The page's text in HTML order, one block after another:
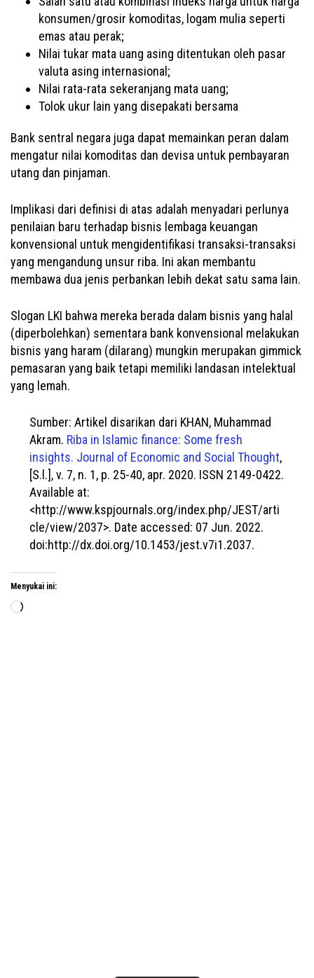
konsumen/grosir komoditas, logam mulia seperti
emas atau perak;
Nilai tukar mata uang asing ditentukan oleh pasar
valuta asing internasional;
Nilai rata-rata sekeranjang mata uang;
Tolok ukur lain yang disepakati bersama
Bank sentral negara juga dapat memainkan peran dalam
mengatur nilai komoditas dan devisa untuk pembayaran
utang dan pinjaman.
Implikasi dari definisi di atas adalah menyadari perlunya
penilaian baru terhadap bisnis lembaga keuangan
konvensional untuk mengidentifikasi transaksi-transaksi
yang mengandung unsur riba. Ini akan membantu
membawa dua jenis perbankan lebih dekat satu sama lain.
Slogan LKI bahwa mereka berada dalam bisnis yang halal
(diperbolehkan) sementara bank konvensional melakukan
bisnis yang haram (dilarang) mungkin merupakan gimmick
pemasaran yang baik tetapi memiliki landasan intelektual
yang lemah.
Sumber: Artikel disarikan dari KHAN, Muhammad
Akram. Riba in Islamic finance: Some fresh
insights. Journal of Economic and Social Thought,
[S.l.], v. 7, n. 1, p. 25-40, apr. 2020. ISSN 2149-0422.
Available at:
<http://www.kspjournals.org/index.php/JEST/arti
cle/view/2037>. Date accessed: 07 Jun. 2022.
doi:http://dx.doi.org/10.1453/jest.v7i1.2037.
Menyukai ini:
Memuat...